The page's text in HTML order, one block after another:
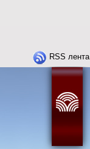
RSS лента